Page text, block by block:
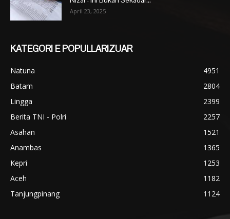
April 23, 2025
KATEGORI E POPULLARIZUAR
Natuna
4951
Batam
2804
Lingga
2399
Berita TNI - Polri
2257
Asahan
1521
Anambas
1365
Kepri
1253
Aceh
1182
Tanjungpinang
1124